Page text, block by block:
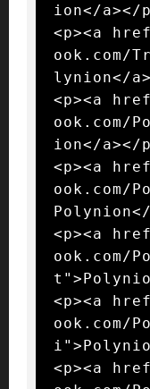
ion</a></
<p><a
ook.com/
lynion</
<p><a
ook.com/
ion</a></
<p><a
ook.com/
<p><a
ook.com/
<p><a
ook.com/
<p><a